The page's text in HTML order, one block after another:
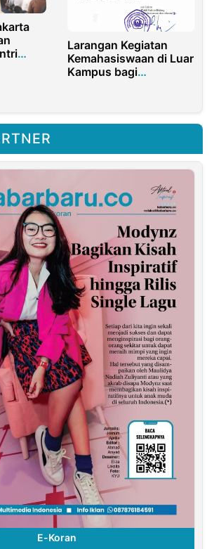
Larangan Kegiatan
Kemahasiswaan di Luar
Kampus bagi
E-Koran